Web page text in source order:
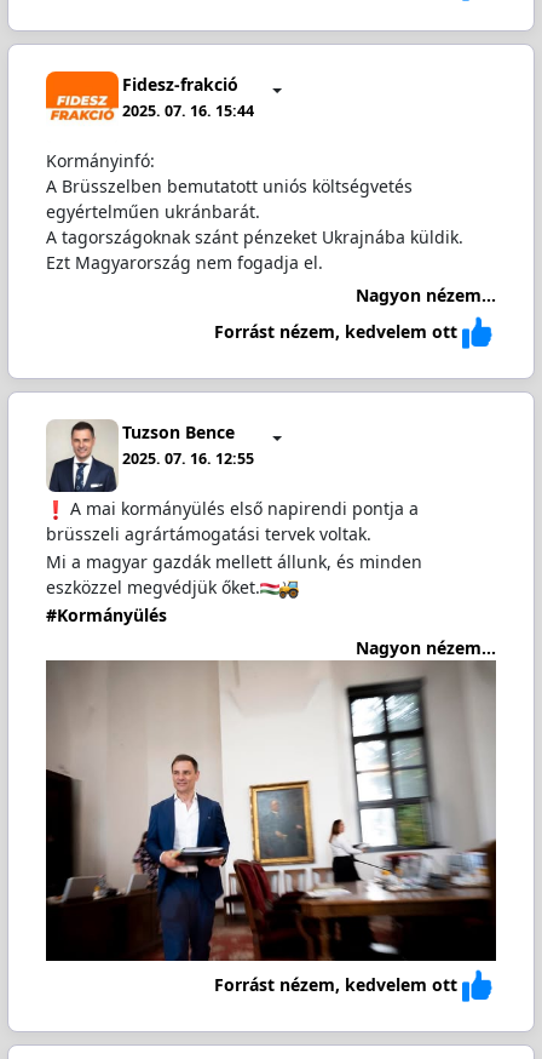
Fidesz-frakció
2025. 07. 16. 15:44
Kormányinfó:
A Brüsszelben bemutatott uniós költségvetés
egyértelműen ukránbarát.
A tagországoknak szánt pénzeket Ukrajnába küldik.
Ezt Magyarország nem fogadja el.
Nagyon nézem...
Forrást nézem, kedvelem ott
Tuzson Bence
2025. 07. 16. 12:55
A mai kormányülés első napirendi pontja a
brüsszeli agrártámogatási tervek voltak.
Mi a magyar gazdák mellett állunk, és minden
eszközzel megvédjük őket.
#Kormányülés
Nagyon nézem...
Forrást nézem, kedvelem ott